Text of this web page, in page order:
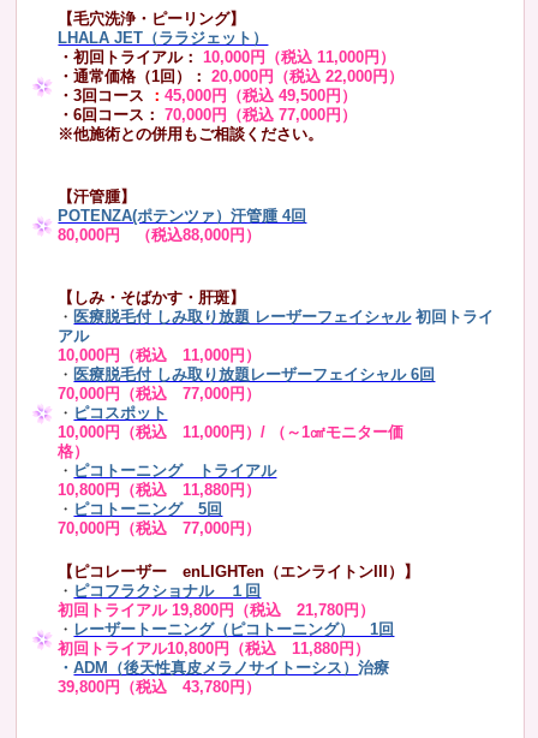
【毛穴洗浄・ピーリング】
LHALA JET（ララジェット）
・初回トライアル：10,000円（税込 11,000円）
・通常価格（1回）：
20,000円（税込 22,000円）
・3回コース ：45,000円（税込 49,500円）
・6回コース：
70,000円（税込 77,000円）
※他施術との併用もご相談ください。
【汗管腫】
POTENZA(ポテンツァ）汗管腫 4回
80,000円 （税込88,000円）
【しみ・そばかす・肝斑】
・ 医療脱毛付 しみ取り放題 レーザーフェイシャル 初回トライ
アル
10,000円（税込 11,000円）
・ 医療脱毛付 しみ取り放題レーザーフェイシャル 6回
70,000円（税込 77,000円）
・ ピコスポット
10,000円（税込 11,000円）/ （～1㎠モニター価
格）
・ ピコトーニング トライアル
10,800円（税込 11,880円）
・ ピコトーニング 5回
70,000円（税込 77,000円）
【ピコレーザー enLIGHTen（エンライトンIII）】
・ ピコフラクショナル １回
初回トライアル 19,800円（税込 21,780円）
・ レーザートーニング（ピコトーニング） 1回
初回トライアル10,800円（税込 11,880円）
・ADM（後天性真皮メラノサイトーシス）治療
39,800円（税込 43,780円）